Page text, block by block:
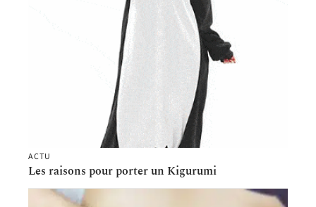
ACTU
Les raisons pour porter un Kigurumi